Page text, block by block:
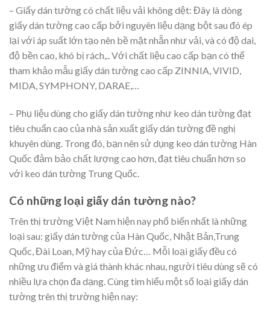
– Giấy dán tường có chất liệu vải không dệt: Đây là dòng
giấy dán tường cao cấp bởi nguyên liệu dạng bột sau đó ép
lại với áp suất lớn tạo nên bề mặt nhẵn như vải, và có độ dai,
độ bền cao, khó bị rách,.. Với chất liệu cao cấp bạn có thể
tham khảo mẫu giấy dán tường cao cấp ZINNIA, VIVID,
MIDA, SYMPHONY, DARAE,…
– Phụ liệu dùng cho giấy dán tường như keo dán tường đạt
tiêu chuẩn cao của nhà sản xuất giấy dán tường đề nghị
khuyên dùng. Trong đó, bạn nên sử dụng keo dán tường Hàn
Quốc đảm bảo chất lượng cao hơn, đạt tiêu chuẩn hơn so
với keo dán tường Trung Quốc.
Có những loại giấy dán tường nào?
Trên thị trường Việt Nam hiện nay phổ biến nhất là những
loại sau: giấy dán tường của Hàn Quốc, Nhật Bản,Trung
Quốc, Đài Loan, Mỹ hay của Đức… Mỗi loại giấy đều có
những ưu điểm và giá thành khác nhau, người tiêu dùng sẽ có
nhiều lựa chọn đa dạng. Cùng tìm hiểu một số loại giấy dán
tường trên thị trường hiện nay: